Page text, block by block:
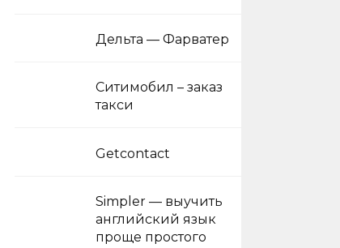
Дельта — Фарватер
Ситимобил – заказ
такси
Getcontact
Simpler — выучить
английский язык
проще простого